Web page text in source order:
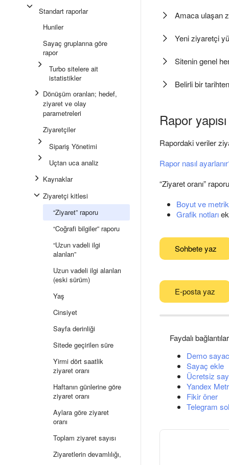
Standart raporlar
Huniler
Sayaç gruplarına göre
rapor
Turbo sitelere ait
istatistikler
Dönüşüm oranları; hedef,
ziyaret ve olay
parametreleri
Ziyaretçiler
Sipariş Yönetimi
Uçtan uca analiz
Kaynaklar
Ziyaretçi kitlesi
“Ziyaret” raporu
“Coğrafi bilgiler” raporu
“Uzun vadeli ilgi
alanları”
Uzun vadeli ilgi alanları
(eski sürüm)
Yaş
Cinsiyet
Sayfa derinliği
Sitede geçirilen süre
Yirmi dört saatlik
ziyaret oranı
Haftanın günlerine göre
ziyaret oranı
Aylara göre ziyaret
oranı
Toplam ziyaret sayısı
Ziyaretlerin devamlılığı,
Amaca ulaşan
Yeni ziyaretçi
Sitenin genel
Belirli bir
Rapor
Rapordaki veriler
Rapor nasıl
“Ziyaret oranı”
Boyut ve
Grafik notları
Sohbete yaz
E-posta yaz
Faydalı bağlantılar
Demo
Sayaç ekle
Ücretsiz
Yandex
Fikir öner
Telegram